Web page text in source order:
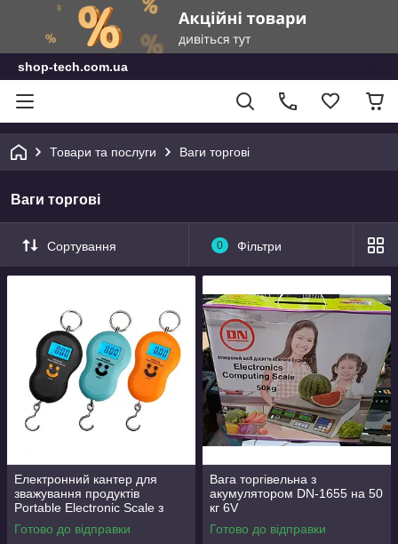
shop-tech.com.ua
Товари та послуги Ваги торгові
Ваги торгові
Сортування 0 Фільтри
Електронний кантер для
зважування продуктів
Portable Electronic Scale з
дисплеєм побутові ваги до 40
кг
Готово до відправки
Вага торгівельна з
акумулятором DN-1655 на 50
кг 6V
Готово до відправки